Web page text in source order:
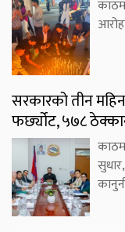
सरकारको तीन
फर्छ्योट, ५७८